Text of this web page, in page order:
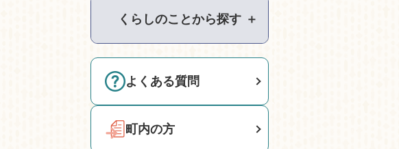
くらしのことから探す ＋
よくある質問
町内の方